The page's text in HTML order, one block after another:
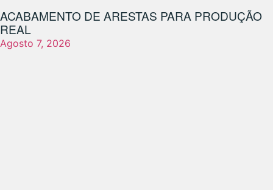
ACABAMENTO DE ARESTAS PARA PRODUÇÃO
REAL
Agosto 7, 2026